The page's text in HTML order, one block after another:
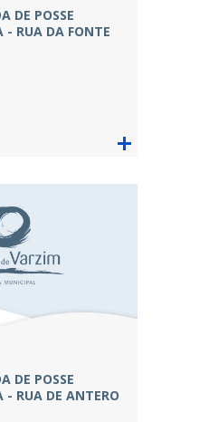
DE POSSE
- RUA DA FONTE
DE POSSE
RUA DE ANTERO